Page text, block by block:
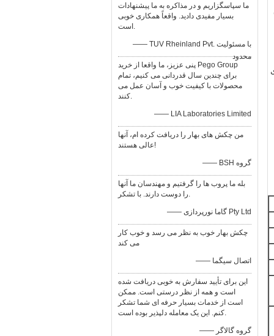
ما سپاسگزاریم و در مذاکره به ما پیشنهادات
بسیار مفیدی دادید. واقعاً همکاری خوبی
است.
—— TUV Rheinland Pvt. با مسئولیت
محدود
پنی عزیز، ما واقعا از خرید Pego Group
برای چندین سال قدردانی می کنیم، تمام
محصولات با کیفیت خوب و آسان عمل می
کنند.
—— LIA Laboratories Limited
من چکش های بهار را دریافت کرده ام، آنها
عالی هستند!
—— BSH گروه
بله ما پروب ها را گرفتیم و مهندسان ما آنها
را دوست دارند. با تشکر.
—— گاما نورپردازی Pty Ltd
چکش بهار خوب به نظر می رسد و خوب کار
می کند
—— اتصال سیگما
این برای تأیید سفارش به خوبی دریافت شده
است و همه از نظر درستی است. ممکن
است از خدمات بسیار حرفه ای شما تشکر
کنم. این یک معامله دلپذیر بوده است.
—— گروه گالاگر